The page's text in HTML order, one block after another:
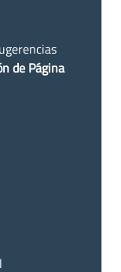
de Página